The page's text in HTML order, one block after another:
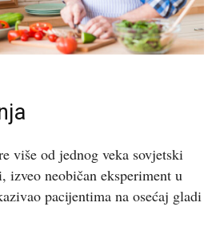
više od jednog veka sovjetski
izveo neobičan eksperiment u
pacijentima na osećaj gladi